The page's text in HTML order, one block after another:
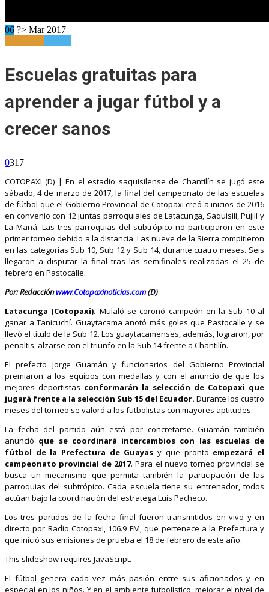
06 ?> Mar 2017
Escuelas gratuitas para
aprender a jugar fútbol y a
crecer sanos
0317
COTOPAXI (D) | En el estadio saquisilense de Chantilín se jugó este
sábado, 4 de marzo de 2017, la final del campeonato de las escuelas
de fútbol que el Gobierno Provincial de Cotopaxi creó a inicios de 2016
en convenio con 12 juntas parroquiales de Latacunga, Saquisilí, Pujilí y
La Maná. Las tres parroquias del subtrópico no participaron en este
primer torneo debido a la distancia. Las nueve de la Sierra compitieron
en las categorías Sub 10, Sub 12 y Sub 14, durante cuatro meses. Seis
llegaron a disputar la final tras las semifinales realizadas el 25 de
febrero en Pastocalle.
Por: Redacciónwww.Cotopaxinoticias.com(D)
Latacunga (Cotopaxi). Mulaló se coronó campeón en la Sub 10 al
ganar a Tanicuchí. Guaytacama anotó más goles que Pastocalle y se
llevó el título de la Sub 12. Los guaytacamenses, además, lograron, por
penaltis, alzarse con el triunfo en la Sub 14 frente a Chantilín.
El prefecto Jorge Guamán y funcionarios del Gobierno Provincial
premiaron a los equipos con medallas y con el anuncio de que los
mejores deportistas conformarán la selección de Cotopaxi que
jugará frente a la selección Sub 15 del Ecuador. Durante los cuatro
meses del torneo se valoró a los futbolistas con mayores aptitudes.
La fecha del partido aún está por concretarse. Guamán también
anunció que se coordinará intercambios con las escuelas de
fútbol de la Prefectura de Guayas y que pronto empezará el
campeonato provincial de 2017. Para el nuevo torneo provincial se
busca un mecanismo que permita también la participación de las
parroquias del subtrópico. Cada escuela tiene su entrenador, todos
actúan bajo la coordinación del estratega Luis Pacheco.
Los tres partidos de la fecha final fueron transmitidos en vivo y en
directo por Radio Cotopaxi, 106.9 FM, que pertenece a la Prefectura y
que inició sus emisiones de prueba el 18 de febrero de este año.
This slideshow requires JavaScript.
El fútbol genera cada vez más pasión entre sus aficionados y en
especial en los niños. Y en el ambiente futbolístico, mejorar el nivel de